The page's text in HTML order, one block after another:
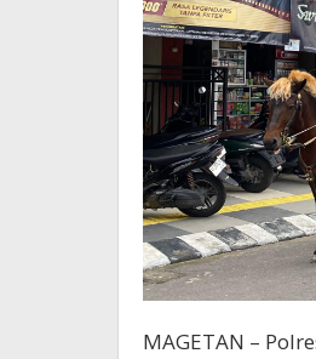
MAGETAN –